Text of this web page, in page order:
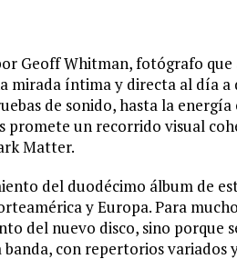
Geoff Whitman, fotógrafo
mirada íntima y directa al día
de sonido, hasta la
promete un recorrido visual
Matter.
del duodécimo álbum de
y Europa. Para
del nuevo disco, sino porque
con repertorios variados